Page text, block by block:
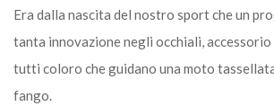
Era dalla nascita del nostro sport che un
tanta innovazione negli occhiali,
tutti coloro che guidano una moto
fango.